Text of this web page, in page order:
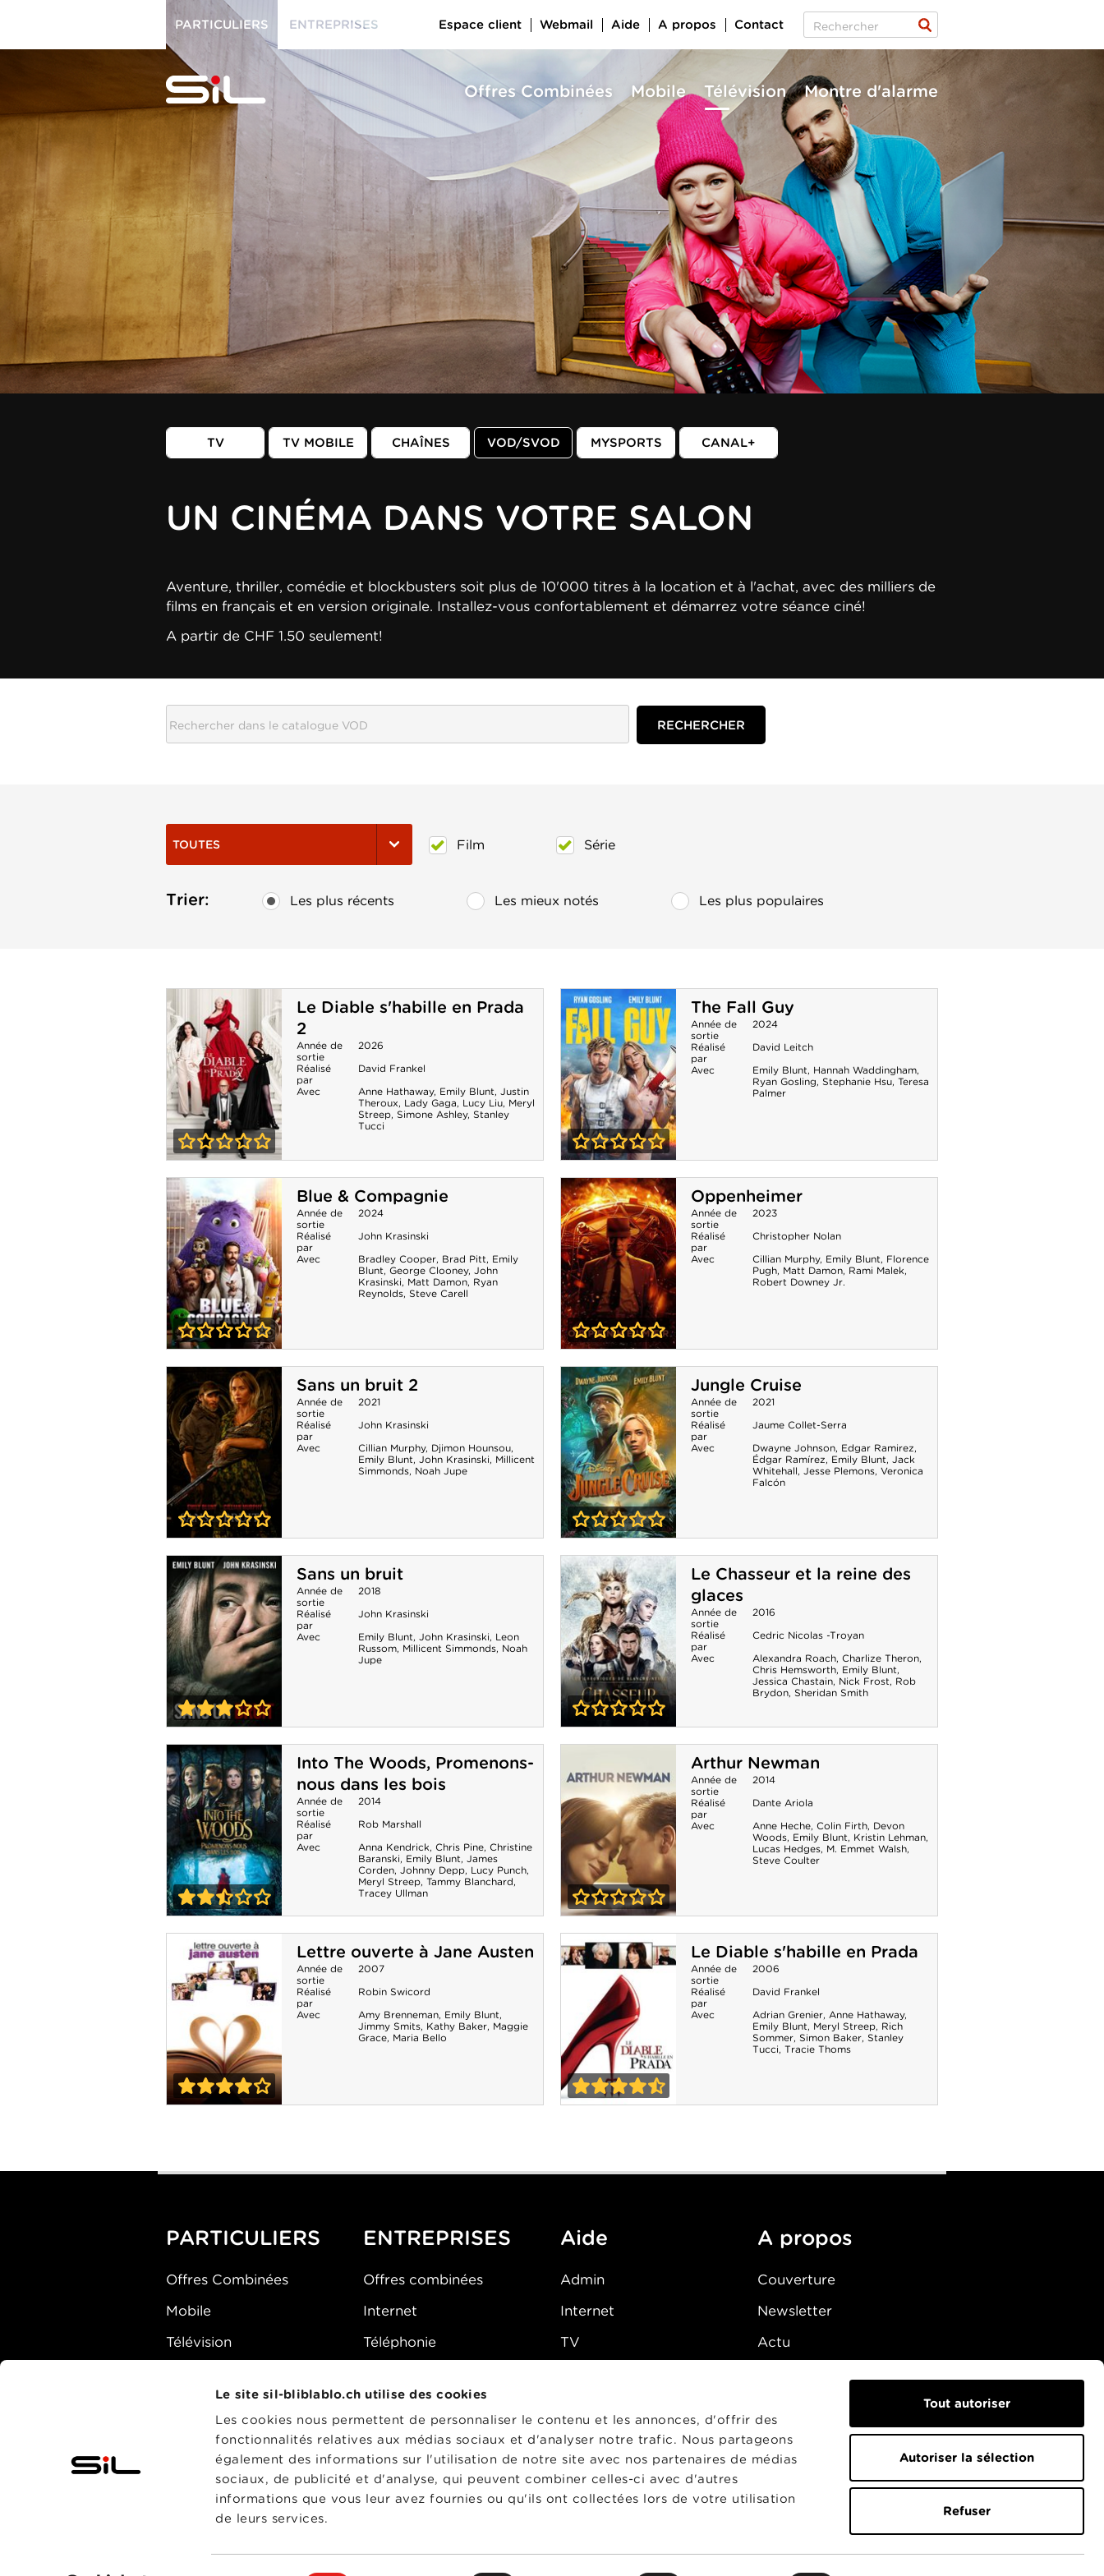
Le site sil-bliblablo.ch utilise des cookies
Les cookies nous permettent de personnaliser le contenu et les annonces, d'offrir des
fonctionnalités relatives aux médias sociaux et d'analyser notre trafic. Nous partageons
également des informations sur l'utilisation de notre site avec nos partenaires de médias
sociaux, de publicité et d'analyse, qui peuvent combiner celles-ci avec d'autres
informations que vous leur avez fournies ou qu'ils ont collectées lors de votre utilisation
de leurs services.
Tout autoriser
Autoriser la sélection
Refuser
SiL
multimédia
TV TV MOBILE CHAÎNES VOD/SVOD MYSPORTS CANAL+
UN CINÉMA DANS VOTRE SALON
Aventure, thriller, comédie et blockbusters soit plus de 10'000 titres à la location et à l'achat, avec des milliers de
films en français et en version originale. Installez-vous confortablement et démarrez votre séance ciné!
A partir de CHF 1.50 seulement!
TOUTES Film Série
Trier: Les plus récents Les mieux notés Les plus populaires
Le Diable s'habille en Prada
2
Le Diable
s'habille en
Prada 2
Année de
sortie
2026
Réalisé
par
David Frankel
Avec
Anne Hathaway, Emily Blunt, Justin
Theroux, Lady Gaga, Lucy Liu, Meryl
Streep, Simone Ashley, Stanley
Tucci
The Fall Guy
The Fall Guy
Année de
sortie
2024
Réalisé
par
David Leitch
Avec
Emily Blunt, Hannah Waddingham,
Ryan Gosling, Stephanie Hsu, Teresa
Palmer
Blue & Compagnie
Blue &
Compagnie
Année de
sortie
2024
Réalisé
par
John Krasinski
Avec
Bradley Cooper, Brad Pitt, Emily
Blunt, George Clooney, John
Krasinski, Matt Damon, Ryan
Reynolds, Steve Carell
Oppenheimer
Oppenheimer
Année de
sortie
2023
Réalisé
par
Christopher Nolan
Avec
Cillian Murphy, Emily Blunt, Florence
Pugh, Matt Damon, Rami Malek,
Robert Downey Jr.
Sans un bruit 2
Sans un bruit 2
Année de
sortie
2021
Réalisé
par
John Krasinski
Avec
Cillian Murphy, Djimon Hounsou,
Emily Blunt, John Krasinski, Millicent
Simmonds, Noah Jupe
Jungle Cruise
Jungle Cruise
Année de
sortie
2021
Réalisé
par
Jaume Collet-Serra
Avec
Dwayne Johnson, Edgar Ramirez,
Édgar Ramírez, Emily Blunt, Jack
Whitehall, Jesse Plemons, Veronica
Falcón
Sans un bruit
Sans un bruit
Année de
sortie
2018
Réalisé
par
John Krasinski
Avec
Emily Blunt, John Krasinski, Leon
Russom, Millicent Simmonds, Noah
Jupe
Le Chasseur et la reine des
glaces
Le Chasseur et
la reine des
glaces
Année de
sortie
2016
Réalisé
par
Cedric Nicolas -Troyan
Avec
Alexandra Roach, Charlize Theron,
Chris Hemsworth, Emily Blunt,
Jessica Chastain, Nick Frost, Rob
Brydon, Sheridan Smith
Into The Woods, Promenons-
nous dans les bois
Into The Woods,
Promenons-nous
dans les bois
Année de
sortie
2014
Réalisé
par
Rob Marshall
Avec
Anna Kendrick, Chris Pine, Christine
Baranski, Emily Blunt, James
Corden, Johnny Depp, Lucy Punch,
Meryl Streep, Tammy Blanchard,
Tracey Ullman
Arthur Newman
Arthur Newman
Année de
sortie
2014
Réalisé
par
Dante Ariola
Avec
Anne Heche, Colin Firth, Devon
Woods, Emily Blunt, Kristin Lehman,
Lucas Hedges, M. Emmet Walsh,
Steve Coulter
Lettre ouverte à Jane Austen
Année de
sortie
2007
Réalisé
par
Robin Swicord
Avec
Amy Brenneman, Emily Blunt,
Jimmy Smits, Kathy Baker, Maggie
Grace, Maria Bello
Le Diable s'habille en Prada
Prada
Année de
sortie
2006
Réalisé
par
David Frankel
Avec
Adrian Grenier, Anne Hathaway,
Emily Blunt, Meryl Streep, Rich
Sommer, Simon Baker, Stanley
Tucci, Tracie Thoms
PARTICULIERS
PARTICULIERS
Offres Combinées Mobile Télévision Montre d'alarme
ENTREPRISES
ENTREPRISES
Espace client Webmail Aide A propos Contact
PARTICULIERS
Offres Combinées
Mobile
Télévision
ENTREPRISES
Offres combinées
Internet
Téléphonie
Aide
Admin
Internet
TV
Fibre
Sécurité
État du réseau
A propos
Couverture
Newsletter
Actu